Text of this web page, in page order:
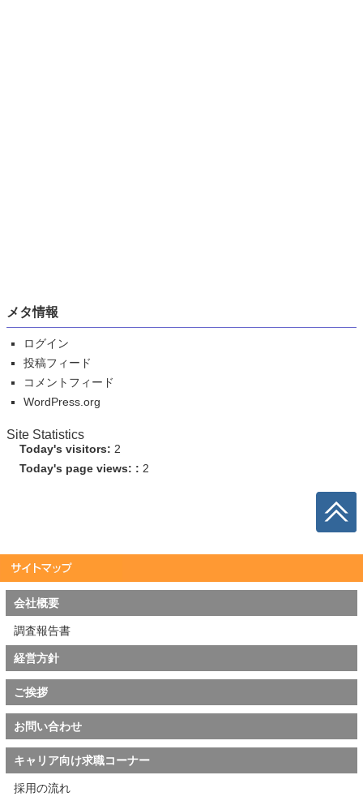
メタ情報
ログイン
投稿フィード
コメントフィード
WordPress.org
Site Statistics
Today's visitors: 2
Today's page views: : 2
会社概要
調査報告書
経営方針
ご挨拶
お問い合わせ
キャリア向け求職コーナー
採用の流れ